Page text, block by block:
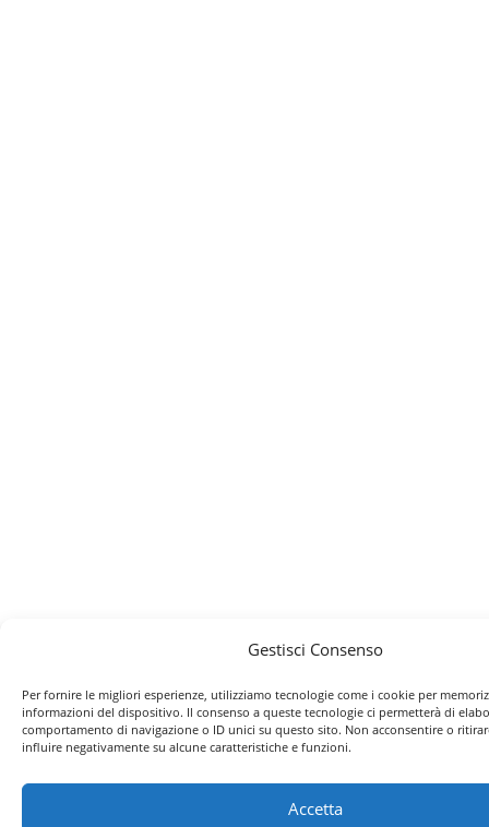
Gestisci Consenso
Per fornire le migliori esperienze, utilizziamo tecnologie come i cookie per
informazioni del dispositivo. Il consenso a queste tecnologie ci permetterà di
comportamento di navigazione o ID unici su questo sito. Non acconsentire o
influire negativamente su alcune caratteristiche e funzioni.
Accetta